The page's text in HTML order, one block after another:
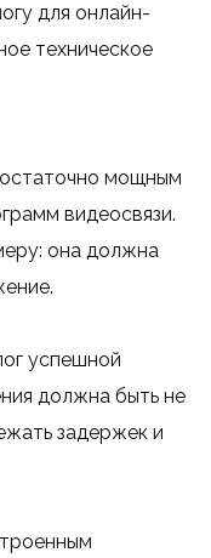
для онлайн-
техническое
мощным
видеосвязи.
она должна
успешной
должна быть не
задержек и